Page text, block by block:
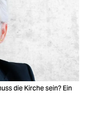
die Kirche sein? Ein